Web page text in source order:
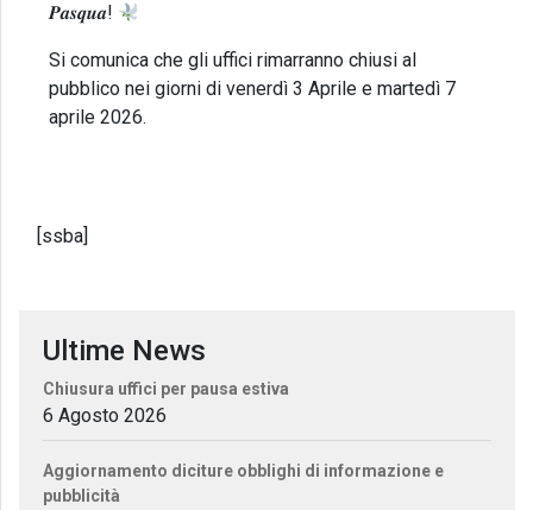
𝑷𝒂𝒔𝒒𝒖𝒂!
Si comunica che gli uffici rimarranno chiusi al
pubblico nei giorni di venerdì 3 Aprile e martedì 7
aprile 2026.
[ssba]
Ultime News
Chiusura uffici per pausa estiva
6 Agosto 2026
Aggiornamento diciture obblighi di informazione e
pubblicità